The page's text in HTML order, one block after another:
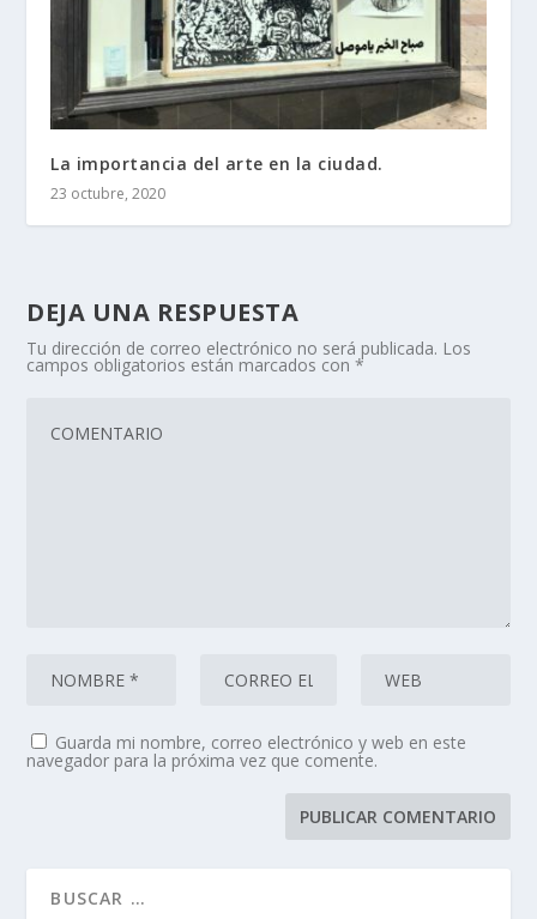
La importancia del arte en la ciudad.
23 octubre, 2020
DEJA UNA RESPUESTA
Tu dirección de correo electrónico no será publicada. Los
campos obligatorios están marcados con*
Guarda mi nombre, correo electrónico y web en este
navegador para la próxima vez que comente.